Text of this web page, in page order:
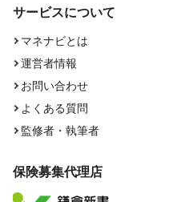
サービスについて
マネナビとは
運営者情報
お問い合わせ
よくある質問
監修者・執筆者
保険募集代理店